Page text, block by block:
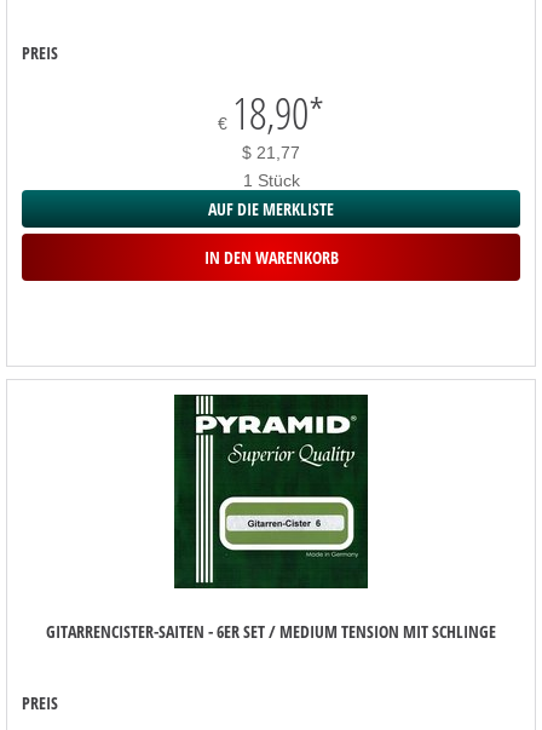
PREIS
€ 18,90*
$ 21,77
1 Stück
AUF DIE MERKLISTE
IN DEN WARENKORB
GITARRENCISTER-SAITEN - 6ER SET / MEDIUM TENSION MIT SCHLINGE
PREIS